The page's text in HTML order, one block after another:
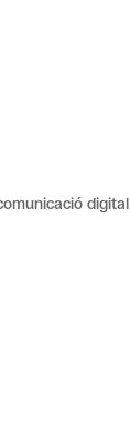
digital